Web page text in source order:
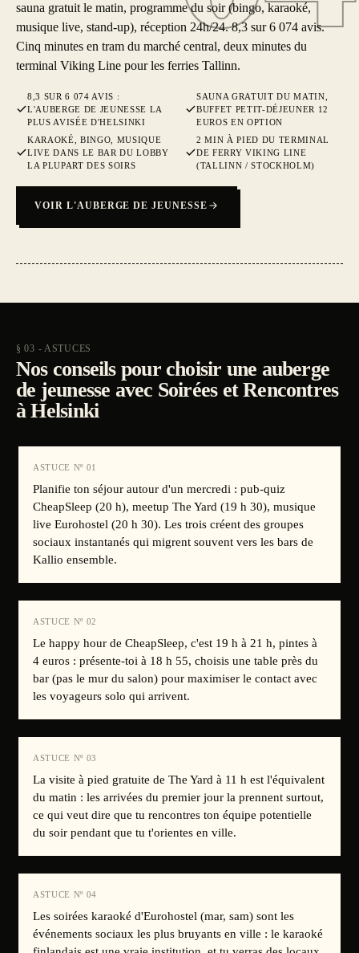
sauna gratuit le matin, programme du soir (bingo, karaoké,
musique live, stand-up), réception 24h/24. 8,3 sur 6 074 avis.
Cinq minutes en tram du marché central, deux minutes du
terminal Viking Line pour les ferries Tallinn.
8,3 SUR 6 074 AVIS :
L'AUBERGE DE JEUNESSE LA
PLUS AVISÉE D'HELSINKI
SAUNA GRATUIT DU MATIN,
BUFFET PETIT-DÉJEUNER 12
EUROS EN OPTION
KARAOKÉ, BINGO, MUSIQUE
LIVE DANS LE BAR DU LOBBY
LA PLUPART DES SOIRS
2 MIN À PIED DU TERMINAL
DE FERRY VIKING LINE
(TALLINN / STOCKHOLM)
VOIR L'AUBERGE DE JEUNESSE
§ 03 - ASTUCES
Nos conseils pour choisir une auberge
de jeunesse avec Soirées et Rencontres
à Helsinki
ASTUCE Nº 01
Planifie ton séjour autour d'un mercredi : pub-quiz
CheapSleep (20 h), meetup The Yard (19 h 30), musique
live Eurohostel (20 h 30). Les trois créent des groupes
sociaux instantanés qui migrent souvent vers les bars de
Kallio ensemble.
ASTUCE Nº 02
Le happy hour de CheapSleep, c'est 19 h à 21 h, pintes à
4 euros : présente-toi à 18 h 55, choisis une table près du
bar (pas le mur du salon) pour maximiser le contact avec
les voyageurs solo qui arrivent.
ASTUCE Nº 03
La visite à pied gratuite de The Yard à 11 h est l'équivalent
du matin : les arrivées du premier jour la prennent surtout,
ce qui veut dire que tu rencontres ton équipe potentielle
du soir pendant que tu t'orientes en ville.
ASTUCE Nº 04
Les soirées karaoké d'Eurohostel (mar, sam) sont les
événements sociaux les plus bruyants en ville : le karaoké